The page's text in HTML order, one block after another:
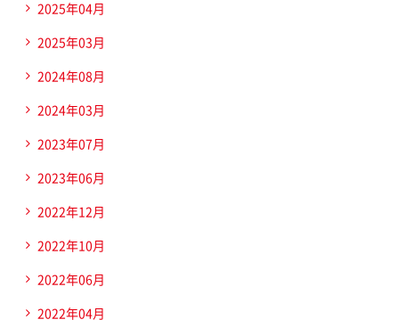
2025年04月
2025年03月
2024年08月
2024年03月
2023年07月
2023年06月
2022年12月
2022年10月
2022年06月
2022年04月